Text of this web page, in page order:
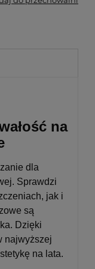
na
dla
Sprawdzi
jak i
są
Dzięki
najwyższej
na lata.